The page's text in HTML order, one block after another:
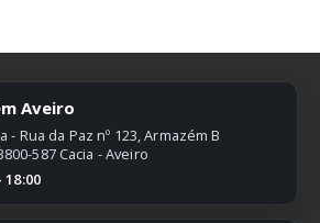
Aveiro
- Rua da Paz nº 123, Armazém B
587 Cacia - Aveiro
18:00